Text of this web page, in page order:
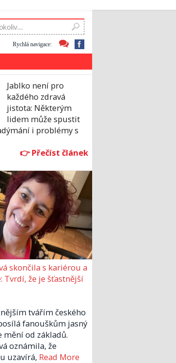
Rychlá navigace:
Jablko není pro
každého zdravá
jistota: Některým
lidem může spustit
i problémy s
skončila s kariérou a
Tvrdí, že je šťastnější
tvářím českého
fanouškům jasný
mění od základů.
oznámila, že
uzavírá, Read More